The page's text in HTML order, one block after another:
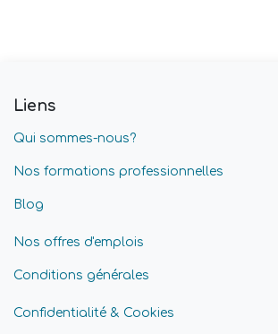
Liens
Qui sommes-nous?
Nos formations professionnelles
Blog
Nos offres d'emplois
Conditions générales
Confidentialité & Cookies